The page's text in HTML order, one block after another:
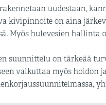
uudestaan,
kivipinnoite on aina
Myös hulevesien
suunnittelu on tärkeää
vaikuttaa myös hoidon